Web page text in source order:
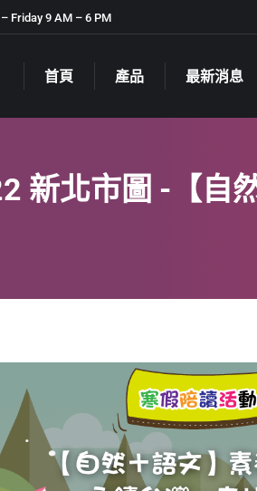
Friday 9 AM – 6 PM
首頁 產品 最新消息
新北市圖 -【自